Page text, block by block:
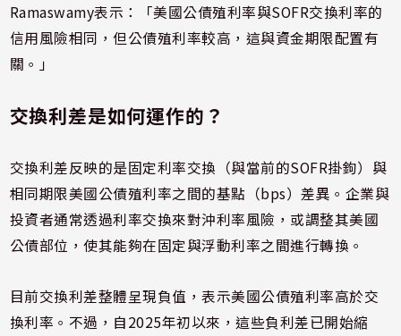
Ramaswamy表示：「美國公債殖利率與SOFR交換利率的
信用風險相同，但公債殖利率較高，這與資金期限配置有
關。」
交換利差是如何運作的？
交換利差反映的是固定利率交換（與當前的SOFR掛鉤）與
相同期限美國公債殖利率之間的基點（bps）差異。企業與
投資者通常透過利率交換來對沖利率風險，或調整其美國
公債部位，使其能夠在固定與浮動利率之間進行轉換。
目前交換利差整體呈現負值，表示美國公債殖利率高於交
換利率。不過，自2025年初以來，這些負利差已開始縮